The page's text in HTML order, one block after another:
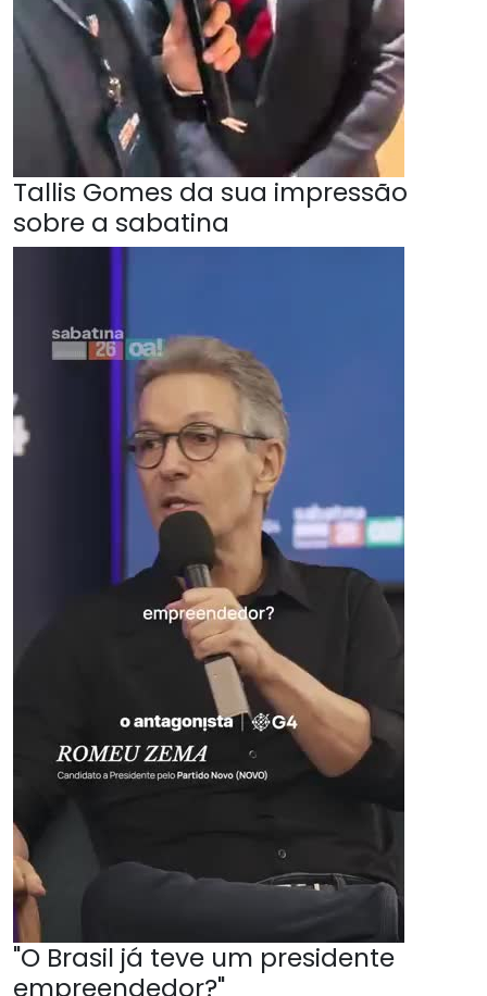
Tallis Gomes da sua impressão
sobre a sabatina
"O Brasil já teve um presidente
empreendedor?"